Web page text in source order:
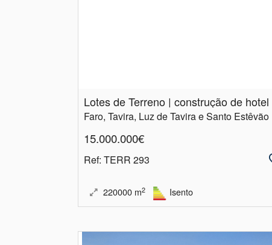
Faro, Tavira, Luz de Tavira e Santo Estêvão
15.000.000€
Ref: TERR 293
220000 m2 Isento